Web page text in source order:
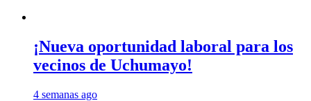
¡Nueva oportunidad laboral para los
vecinos de Uchumayo!
4 semanas ago